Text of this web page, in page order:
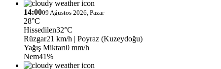
14:0009 Ağustos 2026, Pazar
28°C
Hissedilen32°C
Rüzgar21 km/h | Poyraz (Kuzeydoğu)
Yağış Miktarı0 mm/h
Nem41%